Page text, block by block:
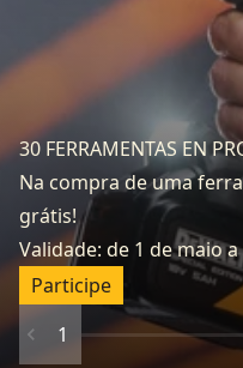
30 FERRAMENTAS EN
Na compra de uma
grátis!
Validade: de 1 de maio
Participe
1